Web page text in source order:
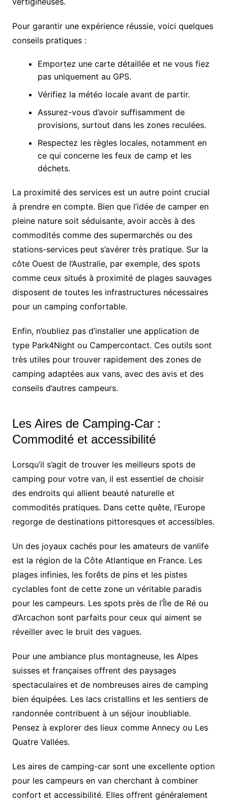
Pour garantir une expérience réussie, voici quelques
conseils pratiques :
Emportez une carte détaillée et ne vous fiez
pas uniquement au GPS.
Vérifiez la météo locale avant de partir.
Assurez-vous d’avoir suffisamment de
provisions, surtout dans les zones reculées.
Respectez les règles locales, notamment en
ce qui concerne les feux de camp et les
déchets.
La proximité des services est un autre point crucial
à prendre en compte. Bien que l’idée de camper en
pleine nature soit séduisante, avoir accès à des
commodités comme des supermarchés ou des
stations-services peut s’avérer très pratique. Sur la
côte Ouest de l’Australie, par exemple, des spots
comme ceux situés à proximité de plages sauvages
disposent de toutes les infrastructures nécessaires
pour un camping confortable.
Enfin, n’oubliez pas d’installer une application de
type Park4Night ou Campercontact. Ces outils sont
très utiles pour trouver rapidement des zones de
camping adaptées aux vans, avec des avis et des
conseils d’autres campeurs.
Les Aires de Camping-Car :
Commodité et accessibilité
Lorsqu’il s’agit de trouver les meilleurs spots de
camping pour votre van, il est essentiel de choisir
des endroits qui allient beauté naturelle et
commodités pratiques. Dans cette quête, l’Europe
regorge de destinations pittoresques et accessibles.
Un des joyaux cachés pour les amateurs de vanlife
est la région de la Côte Atlantique en France. Les
plages infinies, les forêts de pins et les pistes
cyclables font de cette zone un véritable paradis
pour les campeurs. Les spots près de l’Île de Ré ou
d’Arcachon sont parfaits pour ceux qui aiment se
réveiller avec le bruit des vagues.
Pour une ambiance plus montagneuse, les Alpes
suisses et françaises offrent des paysages
spectaculaires et de nombreuses aires de camping
bien équipées. Les lacs cristallins et les sentiers de
randonnée contribuent à un séjour inoubliable.
Pensez à explorer des lieux comme Annecy ou Les
Quatre Vallées.
Les aires de camping-car sont une excellente option
pour les campeurs en van cherchant à combiner
confort et accessibilité. Elles offrent généralement